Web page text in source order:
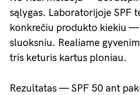
sąlygas. Laboratorijoje SPF
konkrečiu produkto kiekiu
sluoksniu. Realiame
tris keturis kartus ploniau.
Rezultatas — SPF 50 ant